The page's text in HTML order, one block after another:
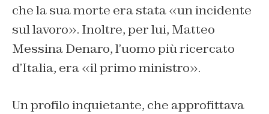
che la sua morte era stata «un incidente
sul lavoro». Inoltre, per lui, Matteo
Messina Denaro, l’uomo più ricercato
d’Italia, era «il primo ministro».
Un profilo inquietante, che approfittava